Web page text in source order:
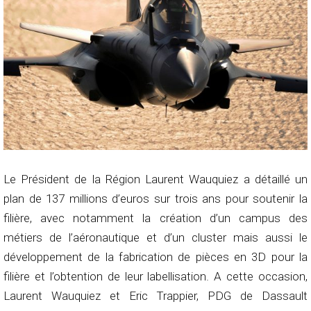
Le Président de la Région Laurent Wauquiez a détaillé un
plan de 137 millions d’euros sur trois ans pour soutenir la
filière, avec notamment la création d’un campus des
métiers de l’aéronautique et d’un cluster mais aussi le
développement de la fabrication de pièces en 3D pour la
filière et l’obtention de leur labellisation. A cette occasion,
Laurent Wauquiez et Eric Trappier, PDG de Dassault